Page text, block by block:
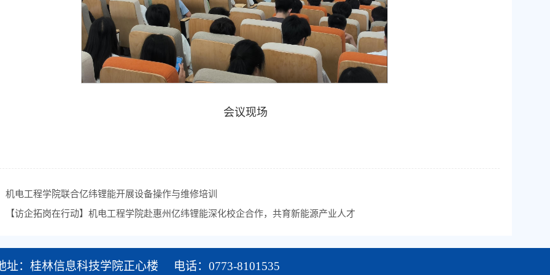
会议现场
机电工程学院联合亿纬锂能开展设备操作与维修培训
【访企拓岗在行动】机电工程学院赴惠州亿纬锂能深化校企合作，共育新能源产业人才
址：桂林信息科技学院正心楼 电话：0773-8101535